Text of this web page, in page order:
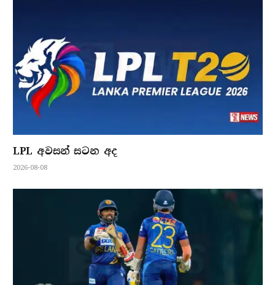
LPL අවසන් සටන අද
2026-08-08